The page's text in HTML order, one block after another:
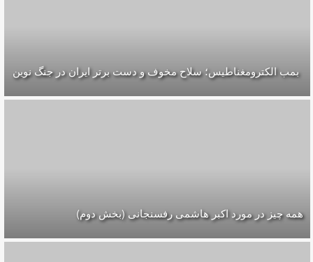
بمب الکترومغناطیس؛ سلاح مخوف و دست برتر ایران در جنگ نوین
همه چیز در مورد اکبر هاشمی رفسنجانی (بخش دوم)